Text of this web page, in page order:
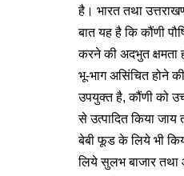
है। भारत तथा
बात यह है कि कौंणी
करने की अदभुत क्षमता
भू-भाग असिंचित होने
उपयुक्त है, कौंणी को
से उत्पादित किया
बेबी फूड के लिये भी
लिये सुलभ बाजार तथा